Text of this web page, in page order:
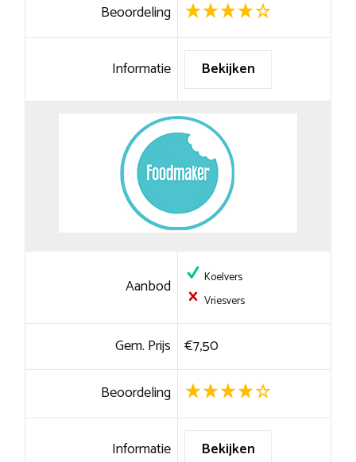
Beoordeling
Informatie Bekijken
Aanbod
Koelvers
Vriesvers
Gem. Prijs €7,50
Beoordeling
Informatie Bekijken